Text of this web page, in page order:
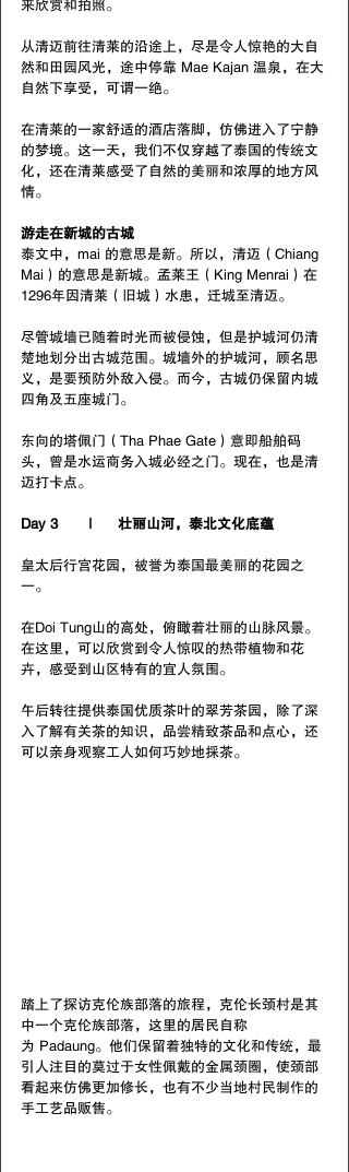
来欣赏和拍照。
从清迈前往清莱的沿途上，尽是令人惊艳的大自
然和田园风光，途中停靠 Mae Kajan 温泉，在大
自然下享受，可谓一绝。
在清莱的一家舒适的酒店落脚，仿佛进入了宁静
的梦境。这一天，我们不仅穿越了泰国的传统文
化，还在清莱感受了自然的美丽和浓厚的地方风
情。
游走在新城的古城
泰文中，mai 的意思是新。所以，清迈（Chiang
Mai）的意思是新城。孟莱王（King Menrai）在
1296年因清莱（旧城）水患，迁城至清迈。
尽管城墙已随着时光而被侵蚀，但是护城河仍清
楚地划分出古城范围。城墙外的护城河，顾名思
义，是要预防外敌入侵。而今，古城仍保留内城
四角及五座城门。
东向的塔佩门（Tha Phae Gate）意即船舶码
头，曾是水运商务入城必经之门。现在，也是清
迈打卡点。
Day 3       |      壮丽山河，泰北文化底蕴
皇太后行宫花园，被誉为泰国最美丽的花园之
一。
在Doi Tung山的高处，俯瞰着壮丽的山脉风景。
在这里，可以欣赏到令人惊叹的热带植物和花
卉，感受到山区特有的宜人氛围。
午后转往提供泰国优质茶叶的翠芳茶园，除了深
入了解有关茶的知识，品尝精致茶品和点心，还
可以亲身观察工人如何巧妙地採茶。
踏上了探访克伦族部落的旅程，克伦长颈村是其
中一个克伦族部落，这里的居民自称
为 Padaung。他们保留着独特的文化和传统，最
引人注目的莫过于女性佩戴的金属颈圈，使颈部
看起来仿佛更加修长，也有不少当地村民制作的
手工艺品贩售。